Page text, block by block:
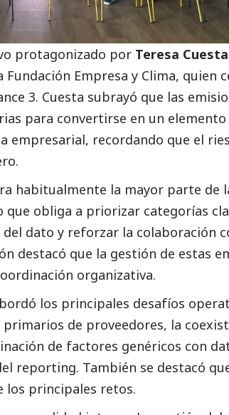
protagonizado por Teresa Cuesta
Empresa y Clima, quien
3. Cuesta subrayó que las
para convertirse en un elemento
empresarial, recordando que el
habitualmente la mayor parte de
que obliga a priorizar categorías
dato y reforzar la colaboración
destacó que la gestión de estas
organizativa.
los principales desafíos
de proveedores, la
de factores genéricos con
reporting. También se destacó
los principales retos.